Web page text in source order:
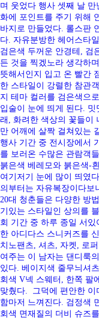
며 웃었다 행사 셋째 날
화에 포인트를 주기 위해
바지로 만들었다. 롤스판
다. 자유분방한 헤어스타
검은색 두꺼운 안경테, 검
든 것을 찍겠노라 생각하
뜻해서인지 입고 온 빨간
한 스타일이 강렬한 참관
지 테마 컬러를 검은색으
입술이 눈에 띄게 된다.
래, 화려한 색상의 꽃들이
만 어깨에 살짝 걸쳐있는
행사 기간 중 전시장에서
를 보러온 수많은 관람객
붉은색 베레모와 붉은색-
여기저기 눈에 많이 띄였
의부터는 자유복장이다보
20대 청춘들은 다양한 방
기있는 스타일인 상의를
회 기간 중 하루 종일 서
한 아디다스 스니커즈를
치노팬츠, 셔츠, 자켓, 로
여주는 이 남자는 댄디룩
있다. 베이지색 줄무늬셔
회색 V넥 스웨터, 한쪽 팔
맞췄다. 그덕에 편안한 이
함마저 느껴진다. 검정색
회색 면재질의 더비 슈즈